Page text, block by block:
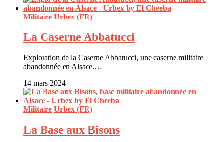
Militaire Urbex (FR)
La Caserne Abbatucci
Exploration de la Caserne Abbatucci, une caserne militaire
abandonnée en Alsace.…
14 mars 2024
Militaire Urbex (FR)
La Base aux Bisons